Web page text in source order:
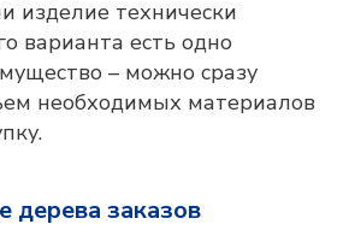
изделие технически
варианта есть одно
– можно сразу
необходимых материалов
дерева заказов